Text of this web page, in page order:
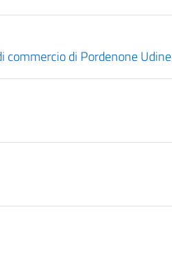
commercio di Pordenone Udine